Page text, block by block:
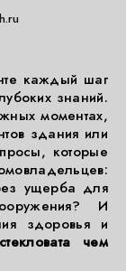
каждый шаг
знаний.
моментах,
здания или
которые
ущерба для
И
здоровья и
стекловата чем